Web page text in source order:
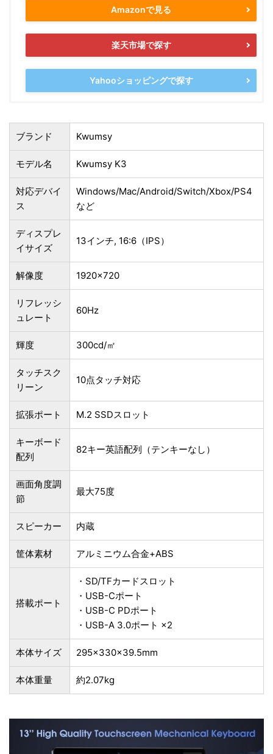
Amazonで見る
楽天市場で探す
Yahooショッピングで探す
ブランド Kwumsy
モデル名 Kwumsy K3
対応デバイ
ス
Windows/Mac/Android/Switch/Xbox/PS4
など
ディスプレ
イサイズ
13インチ, 16:6（IPS）
解像度 1920×720
リフレッシ
ュレート
60Hz
輝度 300cd/㎡
タッチスク
リーン
10点タッチ対応
拡張ポート M.2 SSDスロット
キーボード
配列
82キー英語配列（テンキーなし）
画面角度調
節
最大75度
スピーカー 内蔵
筐体素材 アルミニウム合金+ABS
搭載ポート
・SD/TFカードスロット
・USB-Cポート
・USB-C PDポート
・USB-A 3.0ポート ×2
本体サイズ 295×330×39.5mm
本体重量 約2.07kg